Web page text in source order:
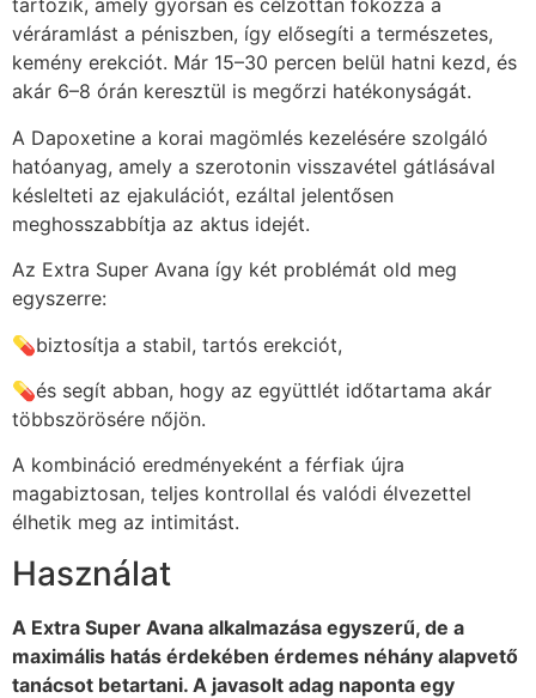
tartozik, amely gyorsan és célzottan fokozza a
véráramlást a péniszben, így elősegíti a természetes,
kemény erekciót. Már 15–30 percen belül hatni kezd, és
akár 6–8 órán keresztül is megőrzi hatékonyságát.
A Dapoxetine a korai magömlés kezelésére szolgáló
hatóanyag, amely a szerotonin visszavétel gátlásával
késlelteti az ejakulációt, ezáltal jelentősen
meghosszabbítja az aktus idejét.
Az Extra Super Avana így két problémát old meg
egyszerre:
💊biztosítja a stabil, tartós erekciót,
💊és segít abban, hogy az együttlét időtartama akár
többszörösére nőjön.
A kombináció eredményeként a férfiak újra
magabiztosan, teljes kontrollal és valódi élvezettel
élhetik meg az intimitást.
Használat
A Extra Super Avana alkalmazása egyszerű, de a
maximális hatás érdekében érdemes néhány alapvető
tanácsot betartani. A javasolt adag naponta egy